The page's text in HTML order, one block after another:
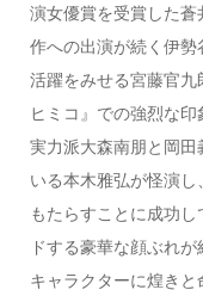
演女優賞を受賞した
作への出演が続く伊
活躍をみせる宮藤官九
ヒミコ』での強烈な
実力派大森南朋と岡
いる本木雅弘が怪演
もたらすことに成功
ドする豪華な顔ぶれが
キャラクターに煌き